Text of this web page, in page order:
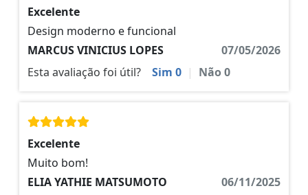
Excelente
Design moderno e funcional
MARCUS VINICIUS LOPES
07/05/2026
Esta avaliação foi útil?
Sim 0 | Não0
Excelente
Muito bom!
ELIA YATHIE MATSUMOTO
06/11/2025